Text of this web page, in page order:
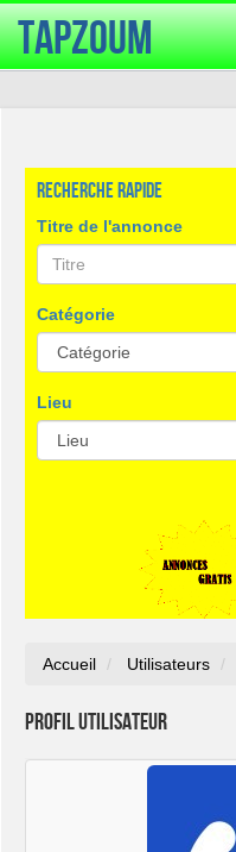
TapZoum
Recherche rapide
Titre de l'annonce
Catégorie
Lieu
Accueil Utilisateurs
Profil utilisateur